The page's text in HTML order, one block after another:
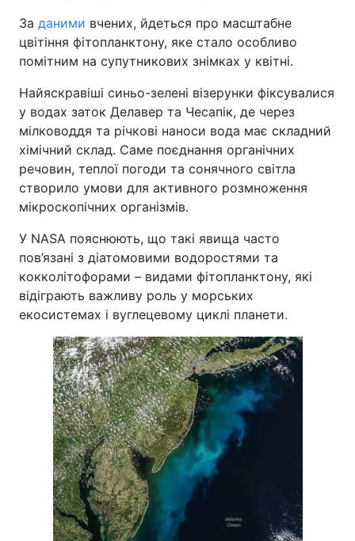
За даними вчених, йдеться про масштабне
цвітіння фітопланктону, яке стало особливо
помітним на супутникових знімках у квітні.
Найяскравіші синьо-зелені візерунки фіксувалися
у водах заток Делавер та Чесапік, де через
мілководдя та річкові наноси вода має складний
хімічний склад. Саме поєднання органічних
речовин, теплої погоди та сонячного світла
створило умови для активного розмноження
мікроскопічних організмів.
У NASA пояснюють, що такі явища часто
пов’язані з діатомовими водоростями та
кокколітофорами – видами фітопланктону, які
відіграють важливу роль у морських
екосистемах і вуглецевому циклі планети.